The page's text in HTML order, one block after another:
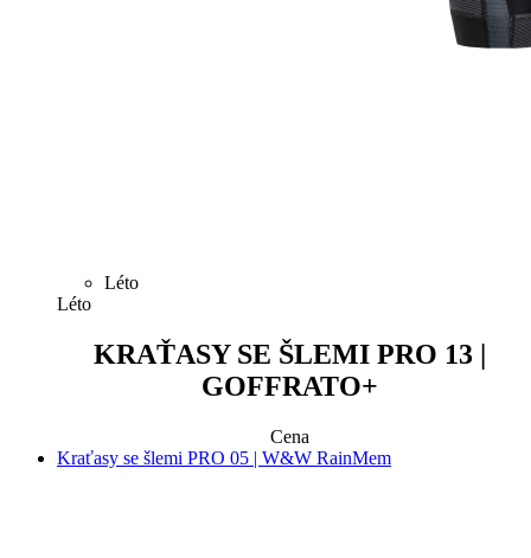
Léto
Léto
KRAŤASY SE ŠLEMI PRO 13 |
GOFFRATO+
Cena
Kraťasy se šlemi PRO 05 | W&W RainMem